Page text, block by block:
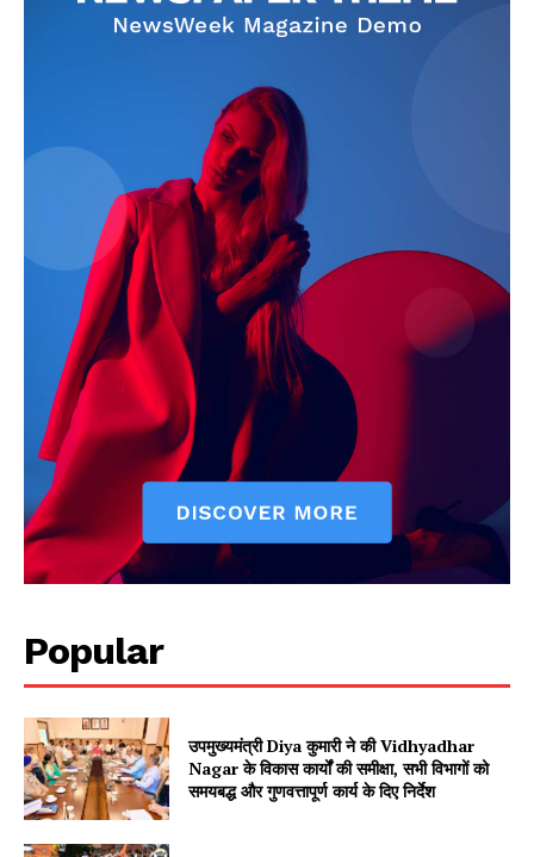
Popular
उपमुख्यमंत्री Diya कुमारी ने की Vidhyadhar
Nagar के विकास कार्यों की समीक्षा, सभी विभागों को
समयबद्ध और गुणवत्तापूर्ण कार्य के दिए निर्देश